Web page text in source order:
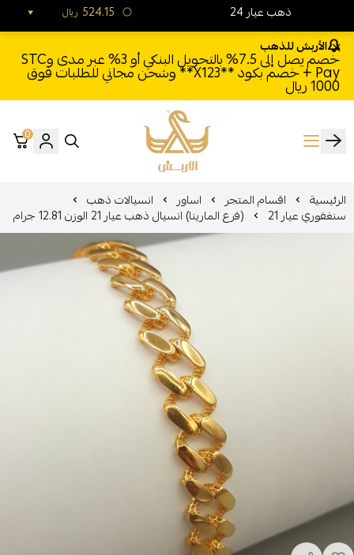
الأربش للذهب
خصم يصل إلى 7.5% بالتحويل البنكي أو 3% عبر مدى وSTC
Pay + خصم بكود **X123** وشحن مجاني للطلبات فوق
1000 ريال
الأربش للذهب
0
الرئيسية اقسام المتجر اساور انسيالات ذهب
سنغفوري عيار 21 (فرع المارينا) انسيال ذهب عيار 21 الوزن 12.81 جرام
24 ذهب عيار ريال 524.15